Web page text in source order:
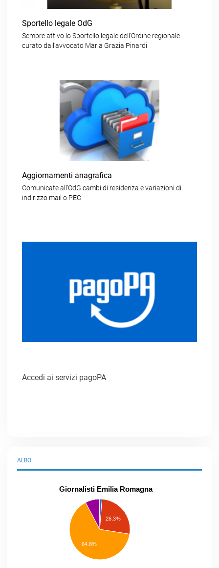
Sportello legale OdG
Sempre attivo lo Sportello legale dell’Ordine regionale
curato dall’avvocato Maria Grazia Pinardi
Aggiornamenti anagrafica
Comunicate all’OdG cambi di residenza e variazioni di
indirizzo mail o PEC
Accedi ai servizi pagoPA
ALBO
Giornalisti Emilia Romagna
26.3%
64.8%